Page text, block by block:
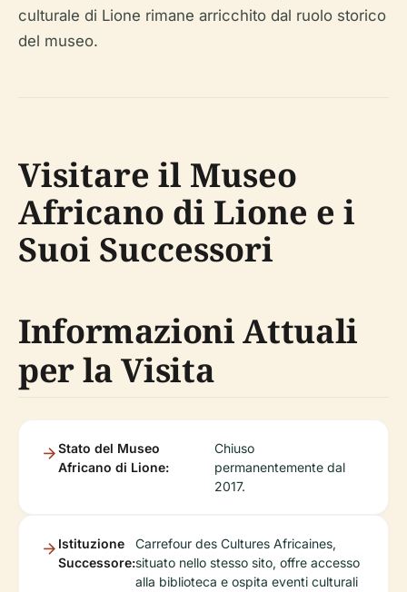
culturale di Lione rimane arricchito dal ruolo storico
del museo.
Visitare il Museo
Africano di Lione e i
Suoi Successori
Informazioni Attuali
per la Visita
Stato del Museo
Africano di Lione:
Chiuso
permanentemente dal
2017.
Istituzione
Successore:
Carrefour des Cultures Africaines,
situato nello stesso sito, offre accesso
alla biblioteca e ospita eventi culturali